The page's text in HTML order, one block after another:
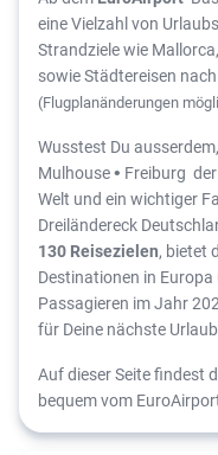
eine Vielzahl von
Strandziele wie
sowie Städtereisen
(Flugplanänderungen
Wusstest Du
Mulhouse• Freiburg
Welt und ein wichtiger
Dreiländereck
130 Reisezielen, bietet
Destinationen in
Passagieren im Jahr
für Deine nächste
Auf dieser Seite findest
bequem vom